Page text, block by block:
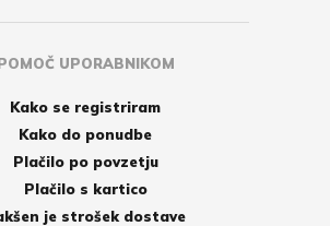
UPORABNIKOM
Kako se registriram
Kako do ponudbe
Plačilo po povzetju
Plačilo s kartico
je strošek dostave